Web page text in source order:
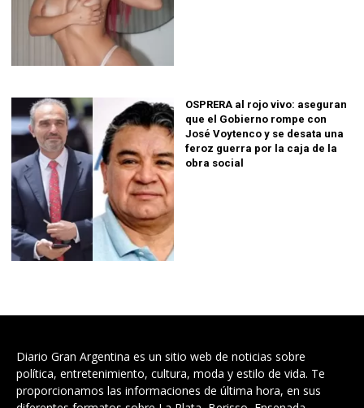
OSPRERA al rojo vivo: aseguran
que el Gobierno rompe con
José Voytenco y se desata una
feroz guerra por la caja de la
obra social
Diario Gran Argentina es un sitio web de noticias sobre
política, entretenimiento, cultura, moda y estilo de vida. Te
proporcionamos las informaciones de última hora, en sus